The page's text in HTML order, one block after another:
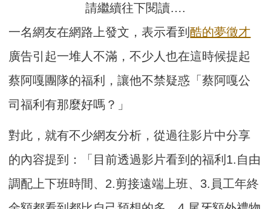
請繼續往下閱讀….
一名網友在網路上發文，表示看到酷的夢徵才
廣告引起一堆人不滿，不少人也在這時候提起
蔡阿嘎團隊的福利，讓他不禁疑惑「蔡阿嘎公
司福利有那麼好嗎？」
對此，就有不少網友分析，從過往影片中分享
的內容提到：「目前透過影片看到的福利1.自由
調配上下班時間、2.剪接遠端上班、3.員工年終